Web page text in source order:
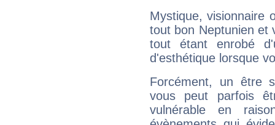
Mystique, visionnaire
tout bon Neptunien et
tout étant enrobé
d'esthétique lorsque
Forcément, un être
vous peut parfois
vulnérable en